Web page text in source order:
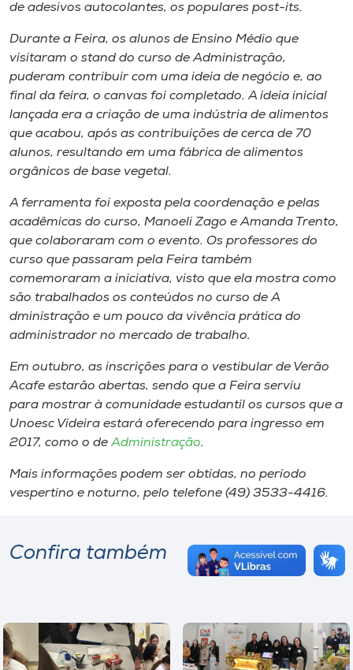
de adesivos autocolantes, os populares post-its.
Durante a Feira, os alunos de Ensino Médio que
visitaram o stand do curso de Administração,
puderam contribuir com uma ideia de negócio e,​ ao
final da feira, o canvas foi completado. A ideia inicial
lançada era a criação de uma indústria de alimentos
que acabou, após as contribuições de cerca de 70
alunos, resultando em uma fábrica de alimentos
orgânicos de base vegetal.
A ferramenta foi exposta pela coordenação e pelas
acadêmicas do curso, Manoeli Zago e Amanda Trento,
que colaboraram com o evento. Os ​p​rofessores do
curso que passaram pela Feira também
comemoraram a iniciativa, visto que ela mostra como
são trabalhados os conteúdos no curso de A​
dministração e um pouco da vivência prática do
administrador no mercado de trabalho.
Em outubro​,​ as inscrições para o vestibular de Verão
Acafe estarão abertas, sendo que a Feira serviu
para mostrar ​à​ comunidade estudantil os cursos que a
Unoesc Videira estará oferecendo para ingresso em
2017,​ como o deAdministração.
Mais informações podem ser obtidas, no período
vespertino e noturno, pelo telefone (49) 3533-4416.
Confira também